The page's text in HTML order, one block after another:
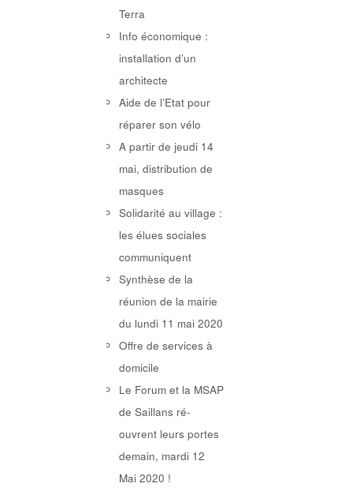
Terra
Info économique :
installation d’un
architecte
Aide de l’Etat pour
réparer son vélo
A partir de jeudi 14
mai, distribution de
masques
Solidarité au village :
les élues sociales
communiquent
Synthèse de la
réunion de la mairie
du lundi 11 mai 2020
Offre de services à
domicile
Le Forum et la MSAP
de Saillans ré-
ouvrent leurs portes
demain, mardi 12
Mai 2020 !